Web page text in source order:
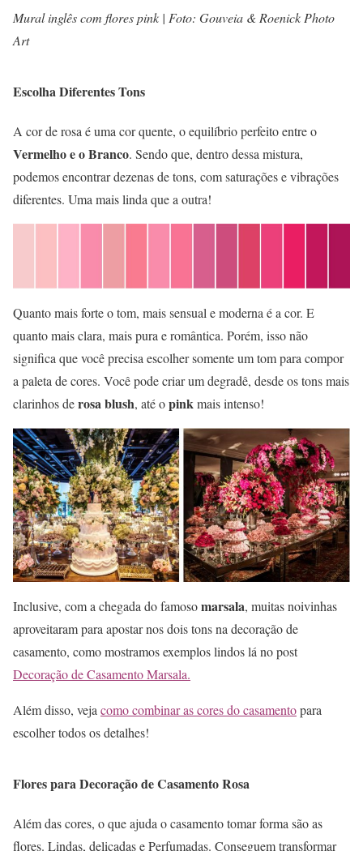
Mural inglês com flores pink | Foto: Gouveia & Roenick Photo
Art
Escolha Diferentes Tons
A cor de rosa é uma cor quente, o equilíbrio perfeito entre o
Vermelho e o Branco. Sendo que, dentro dessa mistura,
podemos encontrar dezenas de tons, com saturações e vibrações
diferentes. Uma mais linda que a outra!
Quanto mais forte o tom, mais sensual e moderna é a cor. E
quanto mais clara, mais pura e romântica. Porém, isso não
significa que você precisa escolher somente um tom para compor
a paleta de cores. Você pode criar um degradê, desde os tons mais
clarinhos derosa blush, até opinkmais intenso!
Inclusive, com a chegada do famosomarsala, muitas noivinhas
aproveitaram para apostar nos dois tons na decoração de
casamento, como mostramos exemplos lindos lá no post
Decoração de Casamento Marsala.
Além disso, veja como combinar as cores do casamentopara
escolher todos os detalhes!
Flores para Decoração de Casamento Rosa
Além das cores, o que ajuda o casamento tomar forma são as
flores. Lindas, delicadas e Perfumadas. Conseguem transformar